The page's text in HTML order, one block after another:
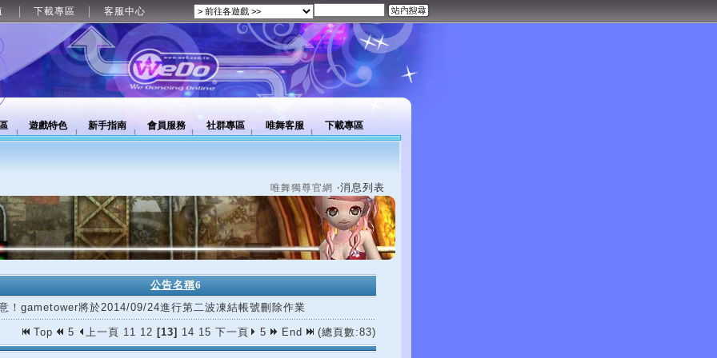
下載專區 客服中心
遊戲特色 新手指南 會員服務 社群專區 唯舞客服 下載專區
唯舞獨尊官網 ‧消息列表
公告名稱6
！gametower將於2014/09/24進行第二波凍結帳號刪除作業
Top 5 上一頁 11 12 [13] 14 15 下一頁 5 End (總頁數:83)